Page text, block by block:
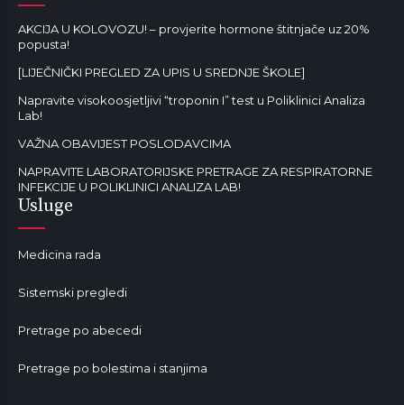
AKCIJA U KOLOVOZU! – provjerite hormone štitnjače uz 20%
popusta!
[LIJEČNIČKI PREGLED ZA UPIS U SREDNJE ŠKOLE]
Napravite visokoosjetljivi “troponin I” test u Poliklinici Analiza
Lab!
VAŽNA OBAVIJEST POSLODAVCIMA
NAPRAVITE LABORATORIJSKE PRETRAGE ZA RESPIRATORNE
INFEKCIJE U POLIKLINICI ANALIZA LAB!
Usluge
Medicina rada
Sistemski pregledi
Pretrage po abecedi
Pretrage po bolestima i stanjima